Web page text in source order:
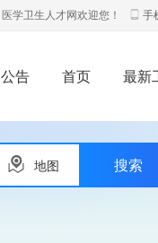
医学卫生人才网欢迎您！ 手
公告 首页 最新
地图